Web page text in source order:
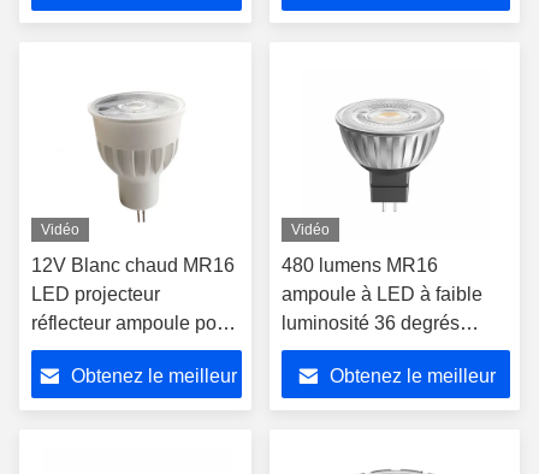
Vidéo
12V Blanc chaud MR16
LED projecteur
réflecteur ampoule pour
l' éclairage domestique
Obtenez le meilleur
Vidéo
480 lumens MR16
ampoule à LED à faible
luminosité 36 degrés
2700K Gu5.3 pour un
éclairage clair
Obtenez le meilleur